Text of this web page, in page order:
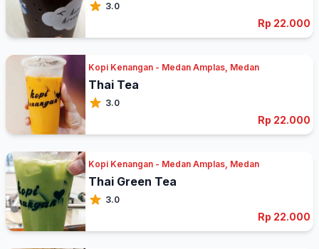
3.0
Rp 22.000
Kopi Kenangan - Medan Amplas, Medan
Thai Tea
3.0
Rp 22.000
Kopi Kenangan - Medan Amplas, Medan
Thai Green Tea
3.0
Rp 22.000